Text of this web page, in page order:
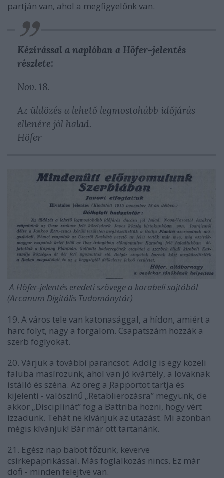
partján van, ahol a megfigyelőnk van.
Kézírással a naplóban a Höfer-jelentés
részlete:
Nov. 18.
Az üldözés a lehető legmostohább időjárás
ellenére jól halad.
Höfer
A Höfer-jelentés eredeti szövege a korabeli sajtóból
(Arcanum Digitális Tudománytár)
19. A város tele van katonasággal, a hídon, amiért a
harc folyt, nagy a forgalom. Csapatszám hozzák a
szerb foglyokat.
20. Várjuk a további parancsot. Addig is egy közeli
faluba masírozunk, ahol van jó kvártély, a lovaknak
istálló és széna. Az öreg a Rapportot tartja és
kijelenti - valószínű „Retablierozásra” megyünk, de
akkor „Disciplinát”fog a Battriba hozni, hogy vért
izzadunk. Tehát ne kívánjuk az utazást. Mi azonban
mégis kívánjuk! Bár már ott tartanánk.
21. Egész nap babot főzünk, keverve
csirkepaprikással. Más foglalkozás nincs. Ez már
döfi - minden felejtve van.